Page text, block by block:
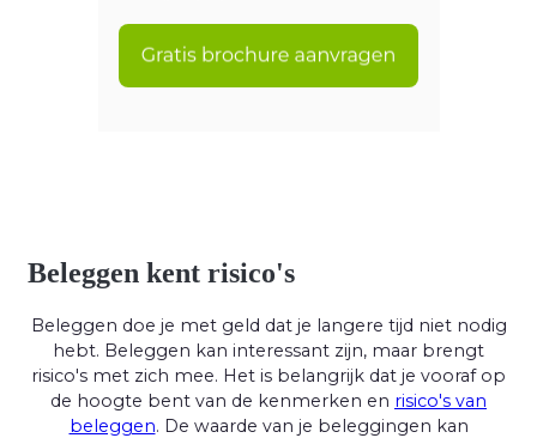
Beleggen kent risico's
Beleggen doe je met geld dat je langere tijd niet nodig
hebt. Beleggen kan interessant zijn, maar brengt
risico's met zich mee. Het is belangrijk dat je vooraf op
de hoogte bent van de kenmerken en risico's van
beleggen. De waarde van je beleggingen kan